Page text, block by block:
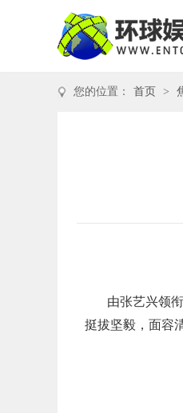
您的位置： 首页 >
由张艺兴领
挺拔坚毅，面容